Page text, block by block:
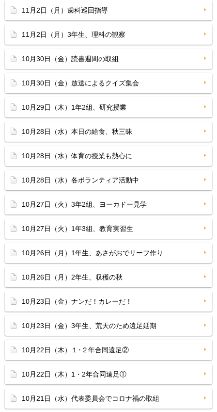
11月2日（月）歯科巡回指導
11月2日（月）3年生、理科の観察
10月30日（金）読書週間の取組
10月30日（金）放送によるクイズ集会
10月29日（木）1年2組、研究授業
10月28日（水）本日の給食、秋三昧
10月28日（水）体育の授業も熱心に
10月28日（水）各ボランティア活動中
10月27日（火）3年2組、ヨーカドー見学
10月27日（火）1年3組、教育実習生
10月26日（月）1年生、あさがおでリーフ作り
10月26日（月）2年生、収穫の秋
10月23日（金）ナンだ！カレーだ！
10月23日（金）3年生、荒天のため遠足延期
10月22日（木）１･２年合同遠足②
10月22日（木）1・2年合同遠足①
10月21日（水）代表委員会でコロナ禍の取組